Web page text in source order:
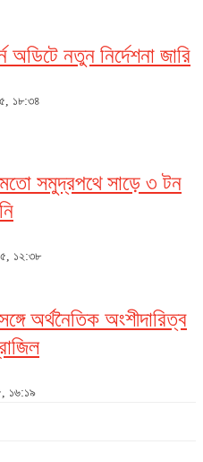
অডিটে নতুন নির্দেশনা জারি
১৮:৩৪
সমুদ্রপথে সাড়ে ৩ টন
১২:৩৮
অর্থনৈতিক অংশীদারিত্ব
১৬:১৯